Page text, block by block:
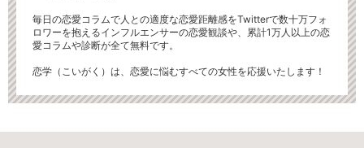
毎日の恋愛コラムで人との適度な恋愛距離感をTwitterで数十万フォ
ロワーを抱えるインフルエンサーの恋愛観談や、累計1万人以上の恋
愛コラムや診断が全て無料です。
恋学（こいがく）は、恋愛に悩むすべての女性を応援いたします！